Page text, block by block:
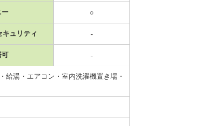
ー ○
キュリティ -
可 -
給湯・エアコン・室内洗濯機置き場・